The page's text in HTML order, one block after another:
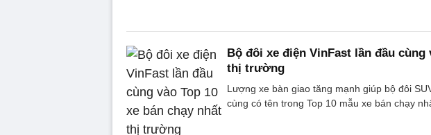
Bộ đôi xe điện VinFast lần đầu cùng
thị trường
Lượng xe bàn giao tăng mạnh giúp bộ đôi
cùng có tên trong Top 10 mẫu xe bán chạy